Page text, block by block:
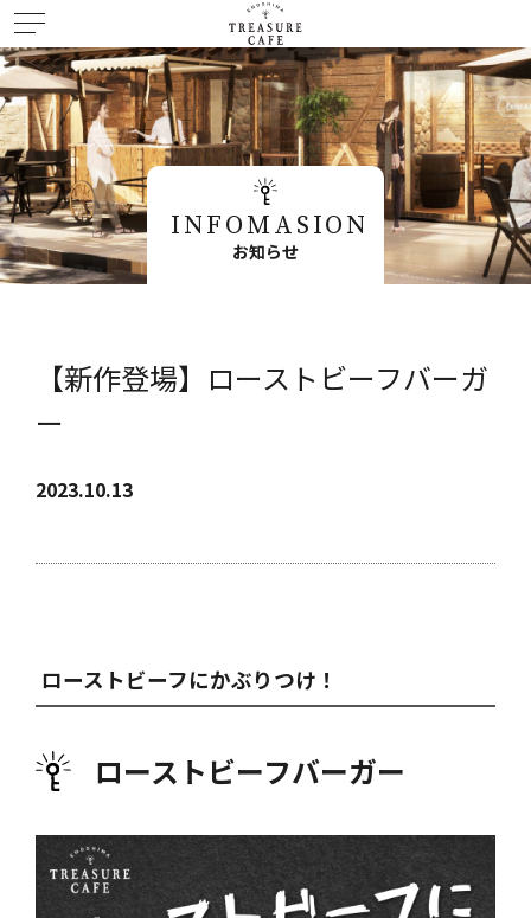
INFOMASION
お知らせ
【新作登場】ローストビーフバーガ
ー
2023.10.13
ローストビーフにかぶりつけ！
ローストビーフバーガー